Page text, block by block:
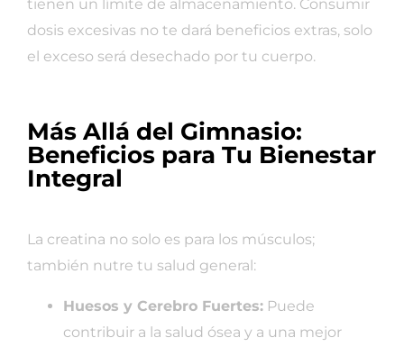
tienen un límite de almacenamiento. Consumir
dosis excesivas no te dará beneficios extras, solo
el exceso será desechado por tu cuerpo.
Más Allá del Gimnasio:
Beneficios para Tu Bienestar
Integral
La creatina no solo es para los músculos;
también nutre tu salud general:
Huesos y Cerebro Fuertes: Puede
contribuir a la salud ósea y a una mejor